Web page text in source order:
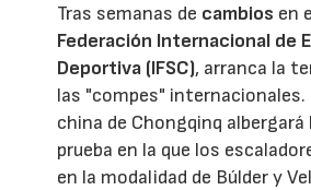
Tras semanas de cambios en
Federación Internacional de
Deportiva (IFSC), arranca la
las "compes" internacionales.
china de Chongqinq albergará
prueba en la que los
en la modalidad de Búlder y